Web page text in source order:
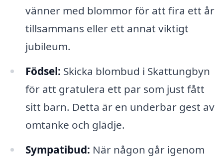
vänner med blommor för att fira ett år
tillsammans eller ett annat viktigt
jubileum.
Födsel: Skicka blombud i Skattungbyn
för att gratulera ett par som just fått
sitt barn. Detta är en underbar gest av
omtanke och glädje.
Sympatibud: När någon går igenom